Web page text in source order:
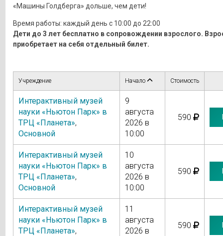
«Машины Голдберга» дольше, чем дети!
Время работы: каждый день с 10:00 до 22:00
Дети до 3 лет бесплатно в сопровождении взрослого.
приобретает на себя отдельный билет.
Учреждение Начало Стоимость
Интерактивный музей
науки «Ньютон Парк» в
ТРЦ «Планета»,
Основной
9
августа
2026 в
10:00
590
Интерактивный музей
науки «Ньютон Парк» в
ТРЦ «Планета»,
Основной
10
августа
2026 в
10:00
590
Интерактивный музей
науки «Ньютон Парк» в
ТРЦ «Планета»,
11
августа
2026 в
590